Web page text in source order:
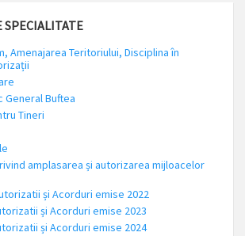
SPECIALITATE
Amenajarea Teritoriului, Disciplina în
General Buftea
Tineri
amplasarea și autorizarea mijloacelor
și Acorduri emise 2022
și Acorduri emise 2023
și Acorduri emise 2024